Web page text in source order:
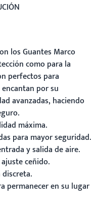
losGuantes Marco
como para la
perfectos para
por su
avanzadas, haciendo
máxima.
para mayor seguridad.
y salida de aire.
ceñido.
permanecer en su lugar